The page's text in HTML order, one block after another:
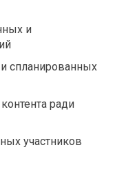
и
спланированных
ради
участников